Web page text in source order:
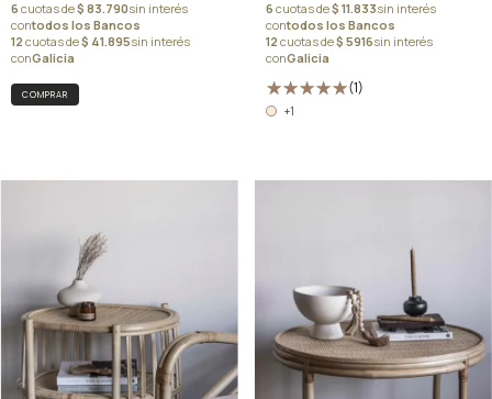
(1)
+1